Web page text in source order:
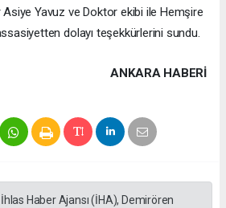
Yavuz ve Doktor ekibi ile Hemşire
dolayı teşekkürlerini sundu.
ANKARA HABERİ
Haber Ajansı (İHA), Demirören